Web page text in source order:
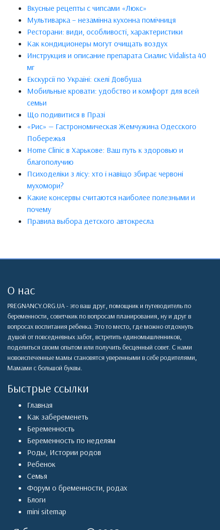
Вкусные рецепты с чипсами «Люкс»
Мультиварка – незамінна кухонна помічниця
Ресторани: види, особливості, характеристики
Как кондиционеры могут очищать воздух
Инструкция и описание препарата Сиалис Vidalista 40
мг
Екскурсії по Україні: скелі Довбуша
Мобильные кровати: удобство и комфорт для всей
семьи
Що подивитися в Празі
«Рис» — Гастрономическая Жемчужина Одесского
Побережья
Home Clinic в Харькове: Ваш путь к здоровью и
благополучию
Психоделіки з лісу: хто і навіщо збирає червоні
мухомори?
Какие консервы считаются наиболее полезными и
почему
Правила выбора детского автокресла
О нас
PREGNANCY.ORG.UA - это ваш друг, помощник и путеводитель по
беременности, советчкик по вопросам планирования, ну и друг в
вопросах воспитания ребенка. Это то место, где можно отдохнуть
душой от повседневных забот, встретить единомышленников,
поделиться своим опытом или получить бесценный совет. С нами
новоиспеченные мамы становятся уверенными в себе родителями,
Мамами с большой буквы.
Быстрые ссылки
Главная
Как забеременеть
Беременность
Беременность по неделям
Роды Истории родов
Ребенок
Семья
Форум о бременности, родах
Блоги
mini sitemap